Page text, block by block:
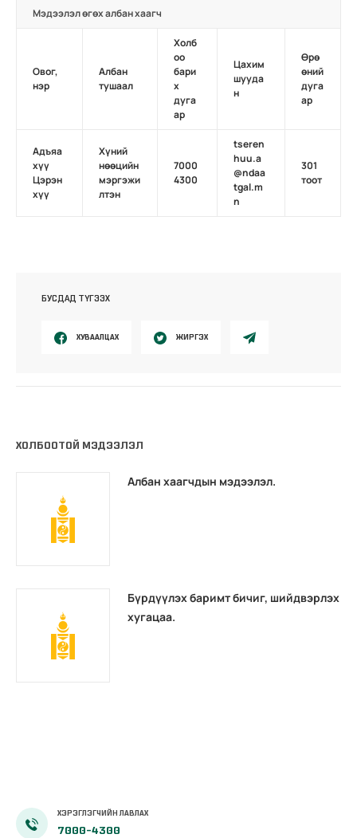
Мэдээлэл өгөх албан хаагч
Овог,
нэр
Албан
тушаал
Холб
оо
бари
х
дуга
ар
Цахим
шууда
н
Өрө
өний
дуга
ар
Адъяа
хүү
Цэрэн
хүү
Хүний
нөөцийн
мэргэжи
лтэн
7000
4300
tseren
huu.a
@ndaa
tgal.m
n
301
тоот
БУСДАД ТҮГЭЭХ
ХУВААЛЦАХ ЖИРГЭХ
ХОЛБООТОЙ МЭДЭЭЛЭЛ
Албан хаагчдын мэдээлэл.
Бүрдүүлэх баримт бичиг, шийдвэрлэх
хугацаа.
ХЭРЭГЛЭГЧИЙН ЛАВЛАХ
7000-4300